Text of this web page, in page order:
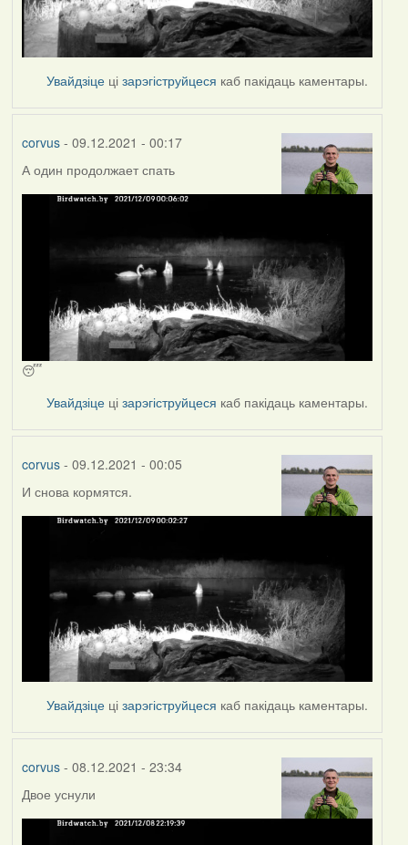
Увайдзіце цізарэгіструйцеся каб пакідаць каментары.
corvus- 09.12.2021 - 00:17
А один продолжает спать
😴
Увайдзіце цізарэгіструйцеся каб пакідаць каментары.
corvus- 09.12.2021 - 00:05
И снова кормятся.
Увайдзіце цізарэгіструйцеся каб пакідаць каментары.
corvus- 08.12.2021 - 23:34
Двое уснули